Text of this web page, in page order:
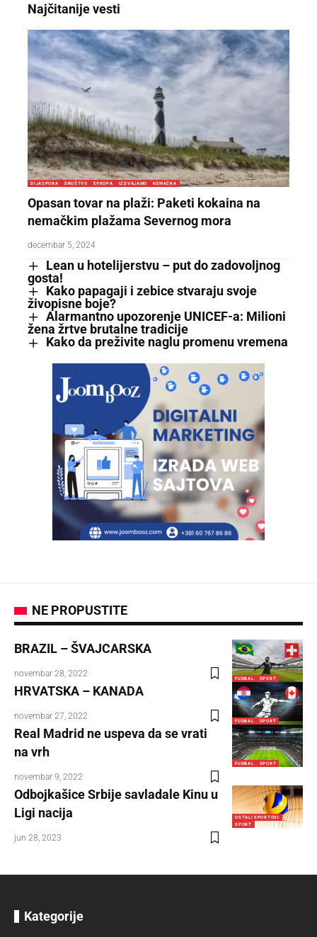
Najčitanije vesti
DIJASPORA DRUŠTVO EVROPA IZDVAJAMO NEMAČKA
Opasan tovar na plaži: Paketi kokaina na
nemačkim plažama Severnog mora
decembar 5, 2024
Lean u hotelijerstvu – put do zadovoljnog
gosta!
Kako papagaji i zebice stvaraju svoje
živopisne boje?
Alarmantno upozorenje UNICEF-a: Milioni
žena žrtve brutalne tradicije
Kako da preživite naglu promenu vremena
NE PROPUSTITE
FUDBAL SPORT
BRAZIL – ŠVAJCARSKA
novembar 28, 2022
FUDBAL SPORT
HRVATSKA – KANADA
novembar 27, 2022
FUDBAL SPORT
Real Madrid ne uspeva da se vrati
na vrh
novembar 9, 2022
OSTALI SPORTOVI
SPORT
Odbojkašice Srbije savladale Kinu u
Ligi nacija
jun 28, 2023
Kategorije